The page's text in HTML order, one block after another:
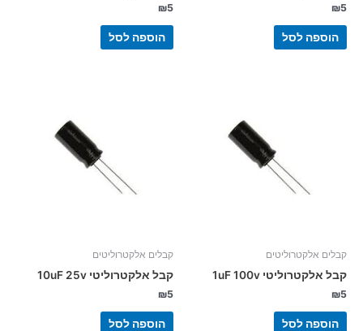
₪5
הוספה לסל
₪5
הוספה לסל
קבלים אלקטרוליטים
קבל אלקטרוליטי 1uF 100v
₪5
הוספה לסל
קבלים אלקטרוליטים
קבל אלקטרוליטי 10uF 25v
₪5
הוספה לסל